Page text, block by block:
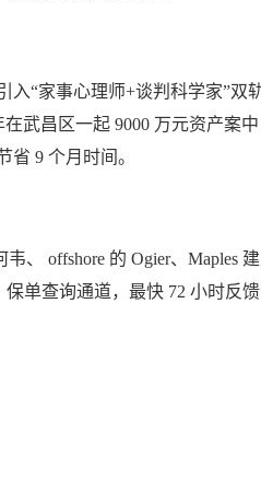
“家事心理师+谈判科学家”双
武昌区一起 9000 万元资产案
省 9 个月时间。
、 offshore 的 Ogier、Maples
单查询通道，最快 72 小时反